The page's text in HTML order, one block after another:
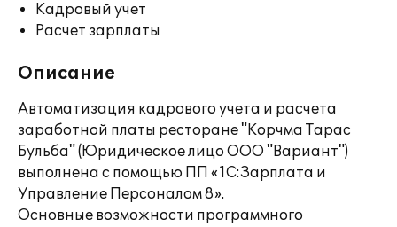
Кадровый учет
Расчет зарплаты
Описание
Автоматизация кадрового учета и расчета
заработной платы ресторане "Корчма Тарас
Бульба" (Юридическое лицо ООО "Вариант")
выполнена с помощью ПП «1С:Зарплата и
Управление Персоналом 8».
Основные возможности программного